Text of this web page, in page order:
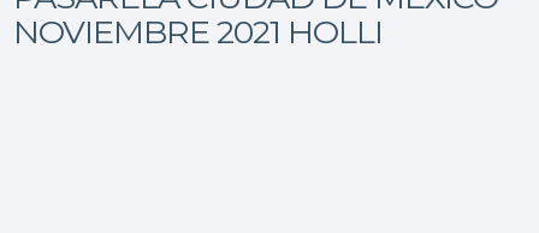
NOVIEMBRE 2021 HOLLI